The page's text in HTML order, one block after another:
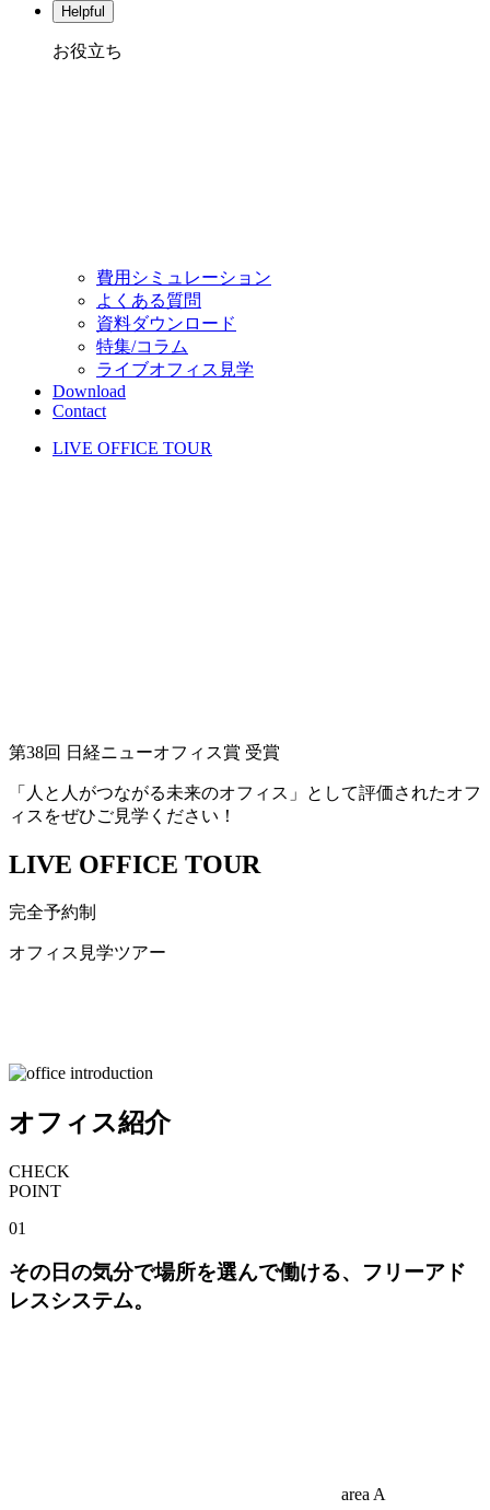
Helpful
お役立ち
費用シミュレーション
よくある質問
資料ダウンロード
特集/コラム
ライブオフィス見学
Download
Contact
LIVE OFFICE TOUR
第38回 日経ニューオフィス賞 受賞
「人と人がつながる未来のオフィス」として評価されたオフ
ィスをぜひご見学ください！
LIVE OFFICE TOUR
完全予約制
オフィス見学ツアー
オフィス紹介
CHECK
POINT
01
その日の気分で場所を選んで働ける、フリーアド
レスシステム。
area A